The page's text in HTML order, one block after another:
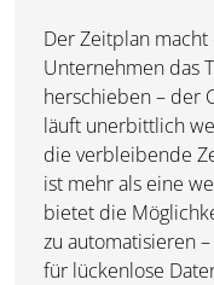
Der Zeitplan
Unternehmen das
herschieben – der
läuft unerbittlich
die verbleibende
ist mehr als eine
bietet die
zu automatisieren
für lückenlose